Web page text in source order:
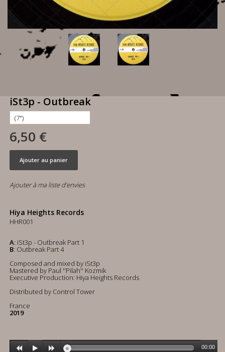
iSt3p - Outbreak
6,50 €
Ajouter au panier
Ajouter à ma liste d'envies
Hiya Heights Records
HHR001
A: iSt3p - Outbreak Part 1
B: Outbreak Part 4
Composed and mixed by iSt3p
Mastered by Paul ''Pilah'' Kozmik
Executive Production: Hiya Heights Records
Distributed by Control Tower
France
2019
00:00